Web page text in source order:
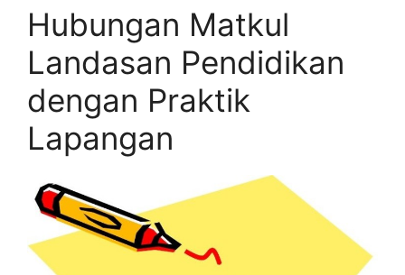
Hubungan Matkul
Landasan Pendidikan
dengan Praktik
Lapangan